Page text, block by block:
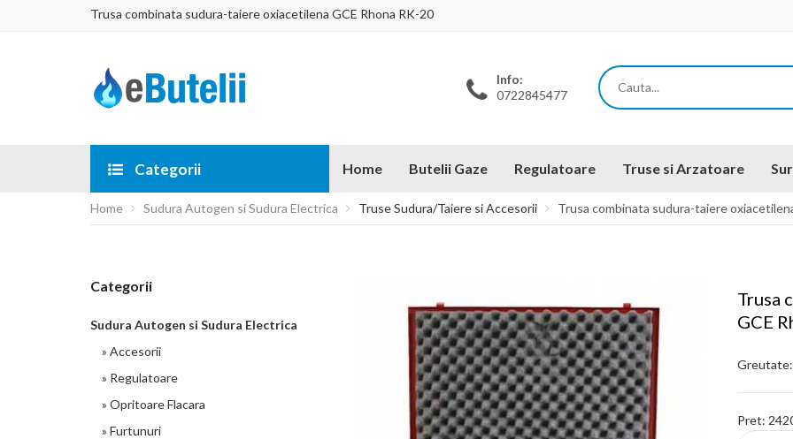
Trusa combinata sudura-taiere oxiacetilena GCE Rhona RK-20
Info:
0722845477
Categorii Home Butelii Gaze Regulatoare Truse si Arzatoare
Home Sudura Autogen si Sudura Electrica Truse Sudura/Taiere si Accesorii Trusa combinata sudura-taiere
Trusa
GCE
Greutate:
Pret:
Categorii
Sudura Autogen si Sudura Electrica
» Accesorii
» Regulatoare
» Opritoare Flacara
» Furtunuri